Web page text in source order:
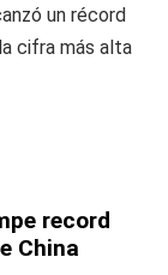
un récord
cifra más alta
record
China